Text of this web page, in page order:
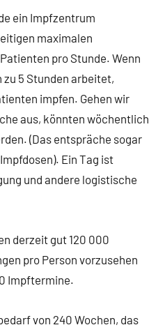
ein Impfzentrum
maximalen
pro Stunde. Wenn
5 Stunden arbeitet,
impfen. Gehen wir
aus, könnten wöchentlich
(Das entspräche sogar
Ein Tag ist
und andere logistische
derzeit gut 120 000
pro Person vorzusehen
Impftermine.
von 240 Wochen, das